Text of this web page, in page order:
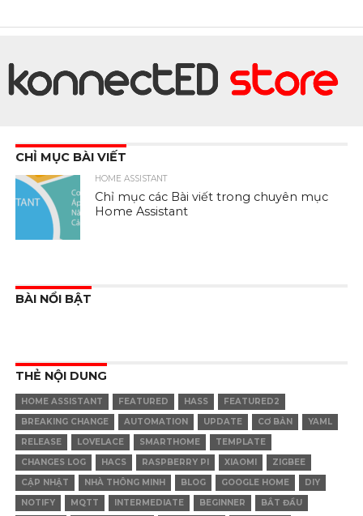
CHỈ MỤC BÀI VIẾT
HOME ASSISTANT
Chỉ mục các Bài viết trong chuyên mục
Home Assistant
BÀI NỔI BẬT
THẺ NỘI DUNG
HOME ASSISTANT FEATURED HASS
FEATURED2
BREAKING CHANGE
AUTOMATION UPDATE CƠ BẢN
YAML
RELEASE
LOVELACE SMARTHOME
TEMPLATE
CHANGES LOG
HACS RASPBERRY PI XIAOMI
ZIGBEE
CẬP NHẬT
NHÀ THÔNG MINH BLOG GOOGLE HOME
DIY
NOTIFY
MQTT INTERMEDIATE BEGINNER
BẮT ĐẦU